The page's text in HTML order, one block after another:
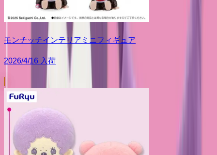
モンチッチインテリアミニフィギュア
2026/4/16 入荷